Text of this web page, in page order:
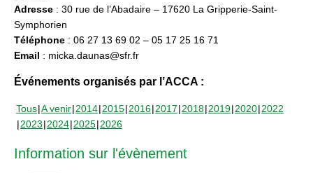
Adresse : 30 rue de l’Abadaire – 17620 La Gripperie-Saint-
Symphorien
Téléphone : 06 27 13 69 02 – 05 17 25 16 71
Email : micka.daunas@sfr.fr
Événements organisés par l’ACCA :
Tous A venir 2014 2015 2016 2017 2018 2019 2020 2022
2023 2024 2025 2026
Information sur l'évènement